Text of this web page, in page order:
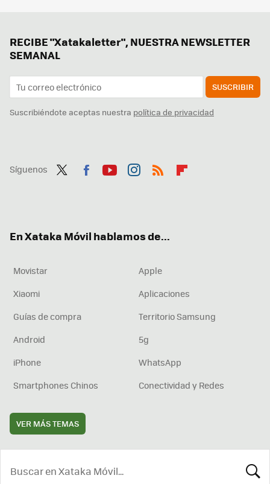
RECIBE "Xatakaletter", NUESTRA NEWSLETTER
SEMANAL
SUSCRIBIR
Suscribiéndote aceptas nuestra política de privacidad
Síguenos
En Xataka Móvil hablamos de...
Movistar
Apple
Xiaomi
Aplicaciones
Guías de compra
Territorio Samsung
Android
5g
iPhone
WhatsApp
Smartphones Chinos
Conectividad y Redes
VER MÁS TEMAS